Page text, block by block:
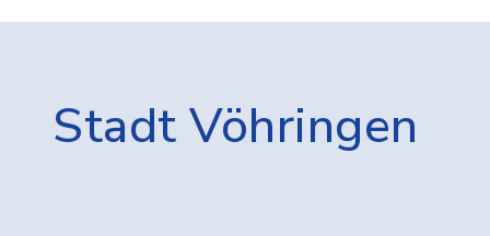
Stadt Vöhringen